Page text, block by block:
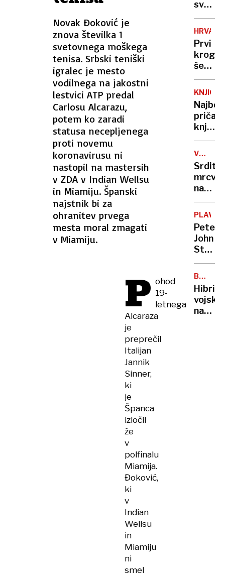
Novak Đoković je
znova številka 1
svetovnega moškega
tenisa. Srbski teniški
igralec je mesto
vodilnega na jakostni
lestvici ATP predal
Carlosu Alcarazu,
potem ko zaradi
statusa necepljenega
proti novemu
koronavirusu ni
nastopil na mastersih
v ZDA v Indian Wellsu
in Miamiju. Španski
najstnik bi za
ohranitev prvega
mesta moral zmagati
v Miamiju.
P ohod
19-
letnega
Alcaraza
je
preprečil
Italijan
Jannik
Sinner,
ki
je
Španca
izločil
že
v
polfinalu
Miamija.
Đoković,
ki
v
Indian
Wellsu
in
Miamiju
ni
smel
svari
pred
Prvi
krog
še
ne
bo
KNJIGE
Najbolj
knjižni
naslovi
v
2025
VOJNA
V
Srdito
na
fronti
pred
Peter
John
Ob
PZS
ne
gre
MORJE
na